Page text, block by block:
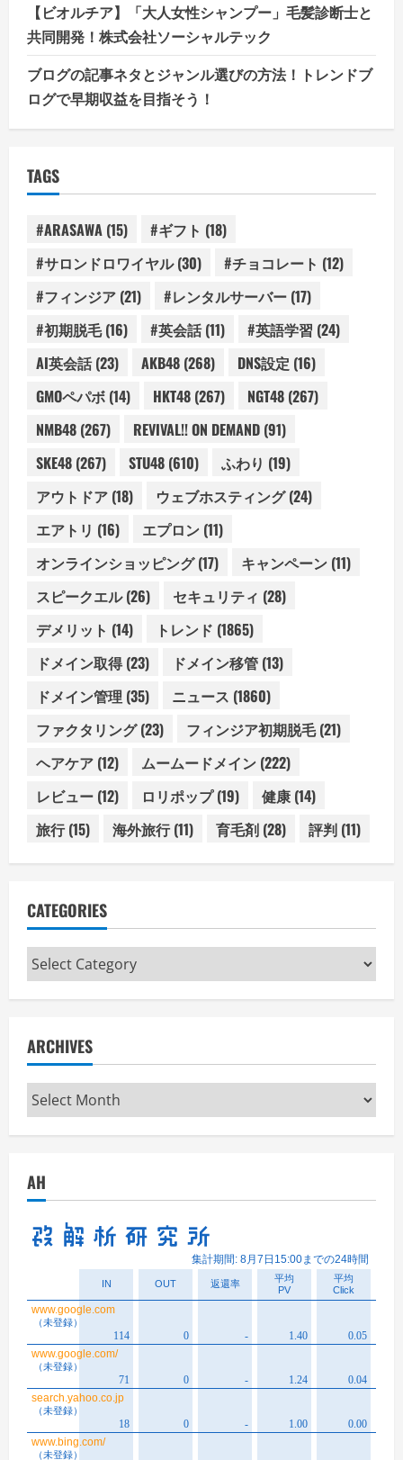
【ビオルチア】「大人女性シャンプー」毛髪診断士と
共同開発！株式会社ソーシャルテック
ブログの記事ネタとジャンル選びの方法！トレンドブ
ログで早期収益を目指そう！
TAGS
#ARASAWA (15) #ギフト (18)
#サロンドロワイヤル(30) #チョコレート (12)
#フィンジア (21) #レンタルサーバー (17)
#初期脱毛(16) #英会話(11) #英語学習 (24)
AI英会話(23) AKB48 (268) DNS設定 (16)
GMOペパボ (14) HKT48 (267) NGT48 (267)
NMB48 (267) REVIVAL!! ON DEMAND (91)
SKE48 (267) STU48 (610) ふわり (19)
アウトドア (18) ウェブホスティング(24)
エアトリ (16) エプロン (11)
オンラインショッピング(17) キャンペーン (11)
スピークエル(26) セキュリティ (28)
デメリット (14) トレンド (1865)
ドメイン取得(23) ドメイン移管 (13)
ドメイン管理 (35) ニュース (1860)
ファクタリング(23) フィンジア初期脱毛(21)
ヘアケア (12) ムームードメイン (222)
レビュー (12) ロリポップ(19) 健康 (14)
旅行(15) 海外旅行(11) 育毛剤 (28) 評判 (11)
CATEGORIES
Categories
ARCHIVES
Archives
AH